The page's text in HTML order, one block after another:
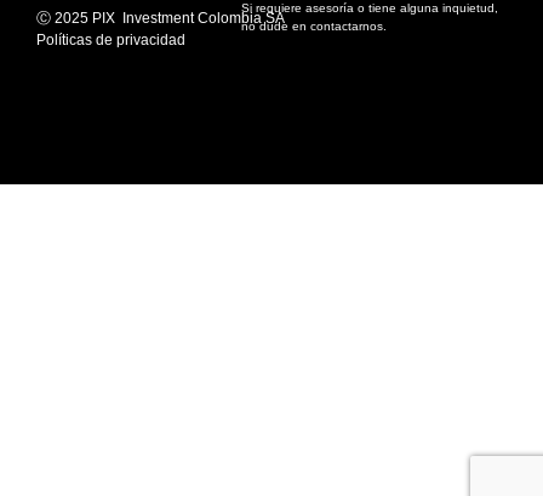
Si requiere asesoría o tiene alguna inquietud,
no dude en contactarnos.
Ⓒ 2025 PIX Investment Colombia SA
Políticas de privacidad